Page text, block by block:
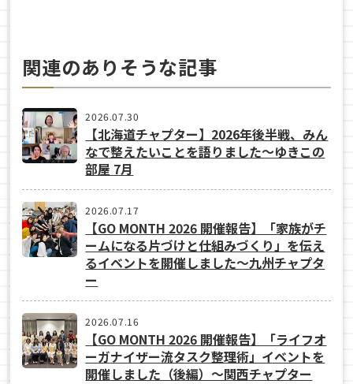
関連のありそうな記事
2026.07.30
【北海道チャプター】2026年後半戦、みん
なで整えたいことを語りました～ゆきこの
部屋 7月
2026.07.17
【GO MONTH 2026 開催報告】「家族がチ
ームになる片づけと仕組みづくり」を伝え
るイベントを開催しました～九州チャプタ
ー
2026.07.16
【GO MONTH 2026 開催報告】「ライフオ
ーガナイザー流タスク整理術」イベントを
開催しました（後編）～関西チャプター